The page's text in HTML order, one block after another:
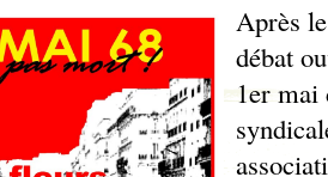
Après
débat
1er mai